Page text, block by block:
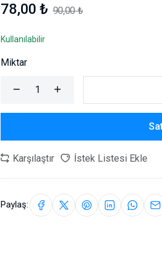
78,00 ₺ 90,00 ₺
Kullanılabilir
Miktar
Karşılaştır İstek Listesi Ekle
Paylaş: